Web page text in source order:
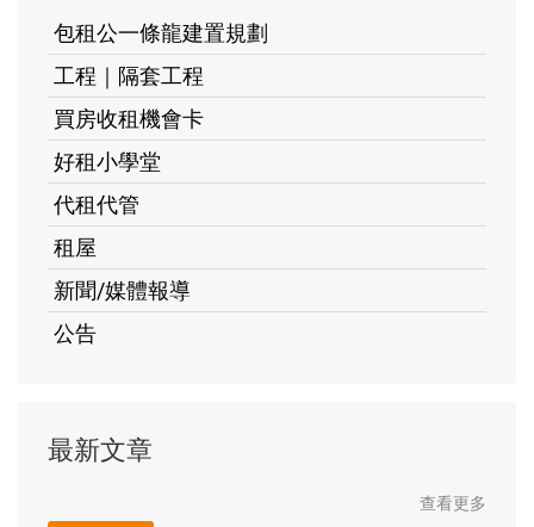
包租公一條龍建置規劃
工程｜隔套工程
買房收租機會卡
好租小學堂
代租代管
租屋
新聞/媒體報導
公告
最新文章
查看更多